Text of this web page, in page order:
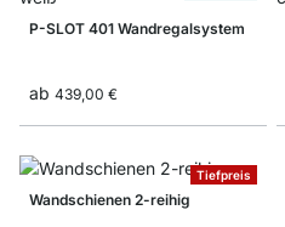
P-SLOT 401 Wandregalsystem
ab 439,00 €
Tiefpreis
Wandschienen 2-reihig